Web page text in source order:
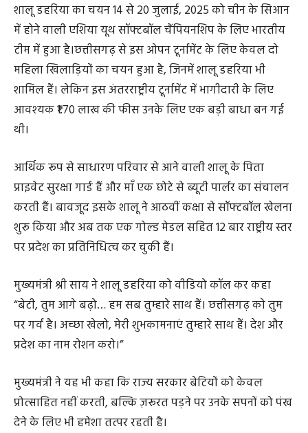
शालू डहरिया का चयन 14 से 20 जुलाई, 2025 को चीन के सिआन
में होने वाली एशिया यूथ सॉफ्टबॉल चैंपियनशिप के लिए भारतीय
टीम में हुआ है।छत्तीसगढ़ से इस ओपन टूर्नामेंट के लिए केवल दो
महिला खिलाड़ियों का चयन हुआ है, जिनमें शालू डहरिया भी
शामिल हैं। लेकिन इस अंतरराष्ट्रीय टूर्नामेंट में भागीदारी के लिए
आवश्यक ₹1.70 लाख की फीस उनके लिए एक बड़ी बाधा बन गई
थी।
आर्थिक रूप से साधारण परिवार से आने वाली शालू के पिता
प्राइवेट सुरक्षा गार्ड हैं और माँ एक छोटे से ब्यूटी पार्लर का संचालन
करती हैं। बावजूद इसके शालू ने आठवीं कक्षा से सॉफ्टबॉल खेलना
शुरू किया और अब तक एक गोल्ड मेडल सहित 12 बार राष्ट्रीय स्तर
पर प्रदेश का प्रतिनिधित्व कर चुकी हैं।
मुख्यमंत्री श्री साय ने शालू डहरिया को वीडियो कॉल कर कहा
“बेटी, तुम आगे बढ़ो… हम सब तुम्हारे साथ हैं। छत्तीसगढ़ को तुम
पर गर्व है। अच्छा खेलो, मेरी शुभकामनाएं तुम्हारे साथ हैं। देश और
प्रदेश का नाम रोशन करो।”
मुख्यमंत्री ने यह भी कहा कि राज्य सरकार बेटियों को केवल
प्रोत्साहित नहीं करती, बल्कि ज़रूरत पड़ने पर उनके सपनों को पंख
देने के लिए भी हमेशा तत्पर रहती है।